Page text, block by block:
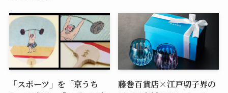
「スポーツ」を「京うち
藤巻百貨店×江戸切子界の